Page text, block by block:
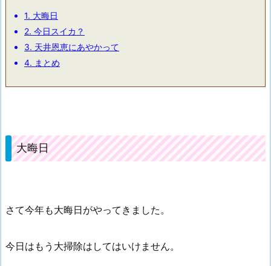
1. 大晦日
2. 今日スイカ？
3. 天井恩恵にあやかって
4. まとめ
大晦日
さて今年も大晦日がやってきました。
今日はもう大掃除はしてはいけません。